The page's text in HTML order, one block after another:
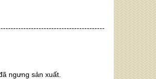
ngưng sản xuất.